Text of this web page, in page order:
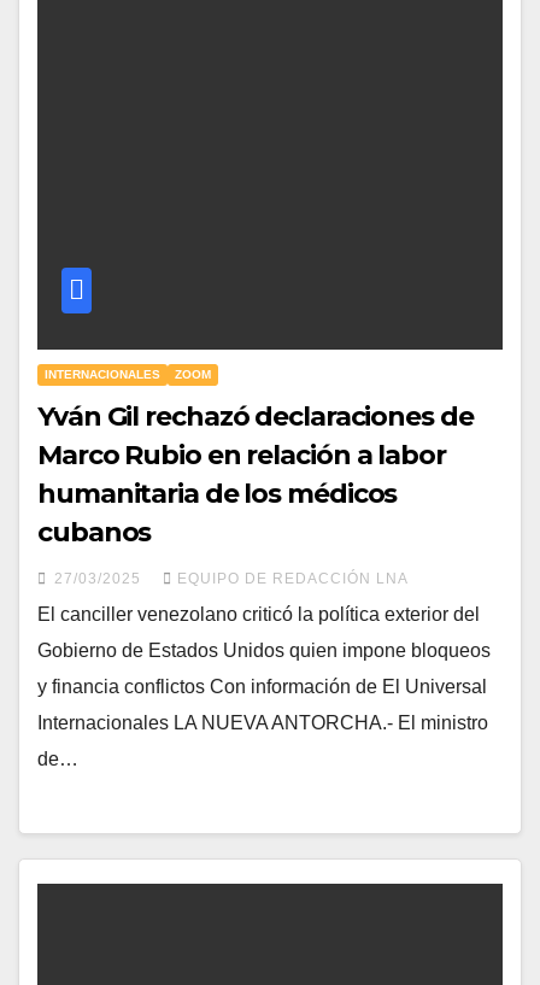
INTERNACIONALES ZOOM
Yván Gil rechazó declaraciones de
Marco Rubio en relación a labor
humanitaria de los médicos
cubanos
27/03/2025 EQUIPO DE REDACCIÓN LNA
El canciller venezolano criticó la política exterior del
Gobierno de Estados Unidos quien impone bloqueos
y financia conflictos Con información de El Universal
Internacionales LA NUEVA ANTORCHA.- El ministro
de…